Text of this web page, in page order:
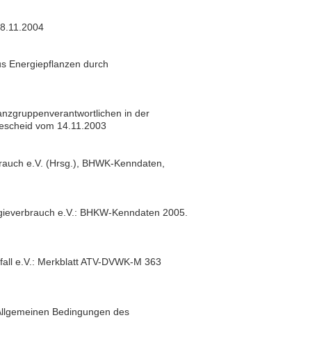
Energiepflanzen durch
in der
vom 14.11.2003
e.V. (Hrsg.), BHWK-Kenndaten,
e.V.: BHKW-Kenndaten 2005.
e.V.: Merkblatt ATV-DVWK-M 363
Bedingungen des